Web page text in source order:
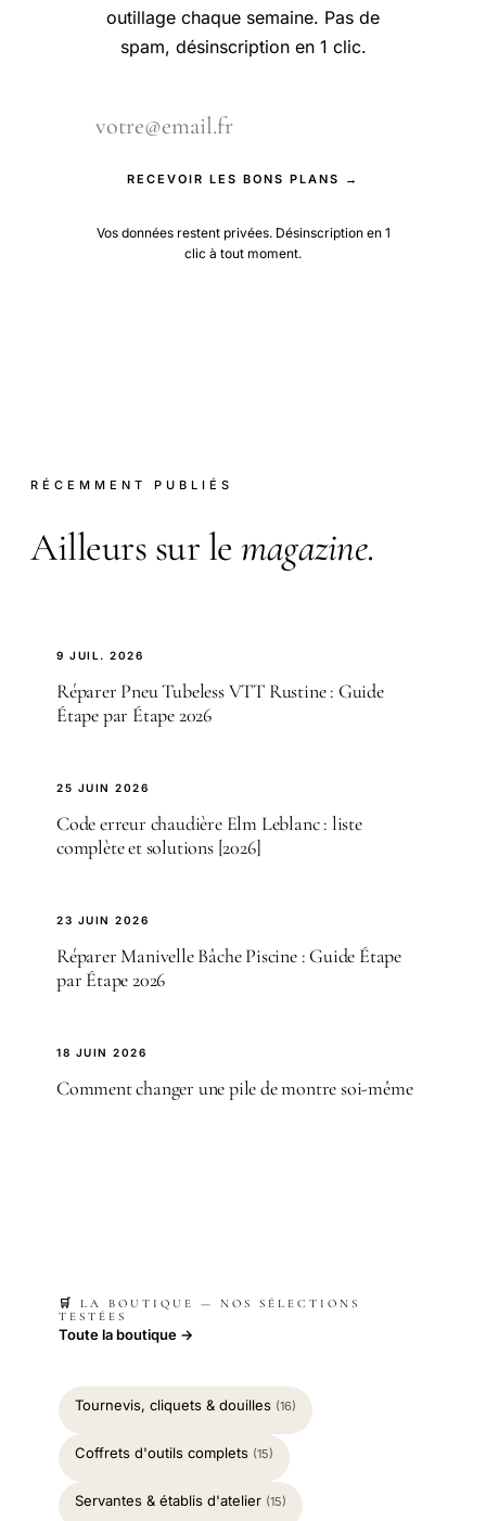
outillage chaque semaine. Pas de
spam, désinscription en 1 clic.
RECEVOIR LES BONS PLANS →
Vos données restent privées. Désinscription en 1
clic à tout moment.
RÉCEMMENT PUBLIÉS
Ailleurs sur le magazine.
9 JUIL. 2026
Réparer Pneu Tubeless VTT Rustine : Guide
Étape par Étape 2026
25 JUIN 2026
Code erreur chaudière Elm Leblanc : liste
complète et solutions [2026]
23 JUIN 2026
Réparer Manivelle Bâche Piscine : Guide Étape
par Étape 2026
18 JUIN 2026
Comment changer une pile de montre soi-même
🛒 LA BOUTIQUE — NOS SÉLECTIONS
TESTÉES
Toute la boutique →
Tournevis, cliquets & douilles (16)
Coffrets d'outils complets (15)
Servantes & établis d'atelier (15)